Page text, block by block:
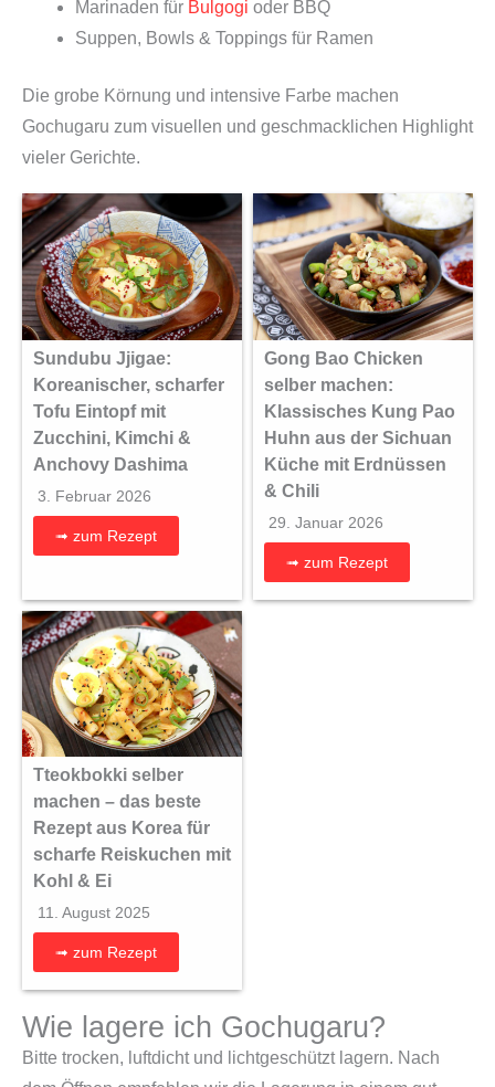
Marinaden für Bulgogi oder BBQ
Suppen, Bowls & Toppings für Ramen
Die grobe Körnung und intensive Farbe machen
Gochugaru zum visuellen und geschmacklichen Highlight
vieler Gerichte.
Sundubu Jjigae:
Koreanischer, scharfer
Tofu Eintopf mit
Zucchini, Kimchi &
Anchovy Dashima
3. Februar 2026
➟ zum Rezept
Gong Bao Chicken
selber machen:
Klassisches Kung Pao
Huhn aus der Sichuan
Küche mit Erdnüssen
& Chili
29. Januar 2026
➟ zum Rezept
Tteokbokki selber
machen – das beste
Rezept aus Korea für
scharfe Reiskuchen mit
Kohl & Ei
11. August 2025
➟ zum Rezept
Wie lagere ich Gochugaru?
Bitte trocken, luftdicht und lichtgeschützt lagern. Nach